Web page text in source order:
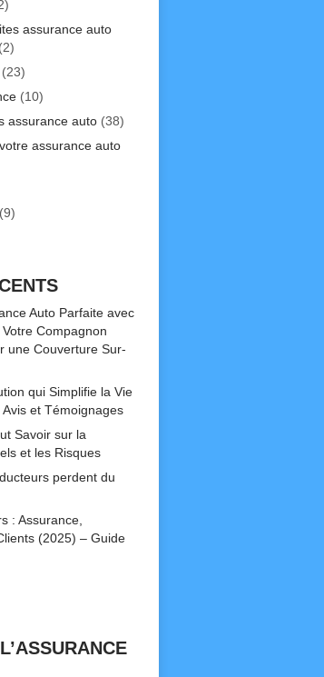
assurance auto
(2)
(23)
(10)
assurance auto (38)
assurance auto
(9)
Auto Parfaite avec
Compagnon
une Couverture Sur-
qui Simplifie la Vie
et Témoignages
Savoir sur la
et les Risques
perdent du
: Assurance,
(2025) – Guide